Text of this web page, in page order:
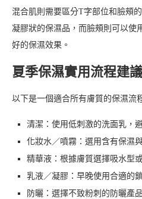
混合肌則需要區分T字部位和臉頰
凝膠狀的保濕品，而臉頰則可以使
好的保濕效果。
夏季保濕實用流程建議
以下是一個適合所有膚質的保濕流
清潔：使用低刺激的洗面乳，
化妝水／噴霧：選用含有保濕
精華液：根據膚質選擇吸水型
乳液／凝膠：早晚使用合適的
防曬：選擇不致粉刺的防曬產品